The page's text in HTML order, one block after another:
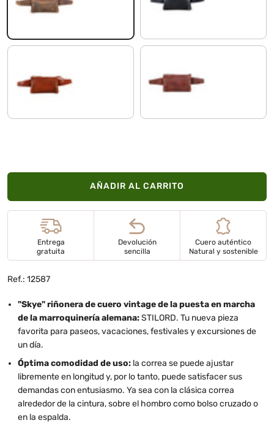
vinto - marrón negro
texas - marrón porto - marrón
AÑADIR AL CARRITO
Entrega
gratuita
Devolución
sencilla
Cuero auténtico
Natural y sostenible
Ref.: 12587
"Skye" riñonera de cuero vintage de la puesta en marcha
de la marroquinería alemana:STILORD. Tu nueva pieza
favorita para paseos, vacaciones, festivales y excursiones de
un día.
Óptima comodidad de uso: la correa se puede ajustar
libremente en longitud y, por lo tanto, puede satisfacer sus
demandas con entusiasmo. Ya sea con la clásica correa
alrededor de la cintura, sobre el hombro como bolso cruzado o
en la espalda.